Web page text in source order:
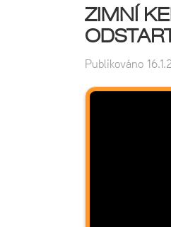
ZIMNÍ
Publikováno